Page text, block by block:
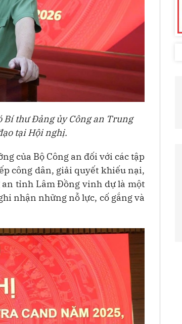
Bí thư Đảng ủy Công an Trung
tại Hội nghị.
của Bộ Công an đối với các tập
công dân, giải quyết khiếu nại,
an tỉnh Lâm Đồng vinh dự là một
nhận những nỗ lực, cố gắng và